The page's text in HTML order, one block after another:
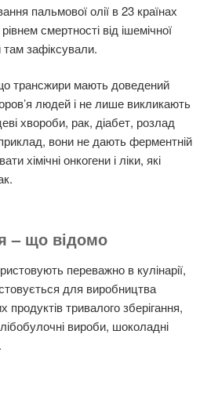
пальмової олії в 23 країнах
смертності від ішемічної
зафіксували.
трансжири мають доведений
людей і не лише викликають
хвороби, рак, діабет, розлад
вони не дають ферментній
хімічні онкогени і ліки, які
– що відомо
переважно в кулінарії,
для виробництва
тривалого зберігання,
вироби, шоколадні